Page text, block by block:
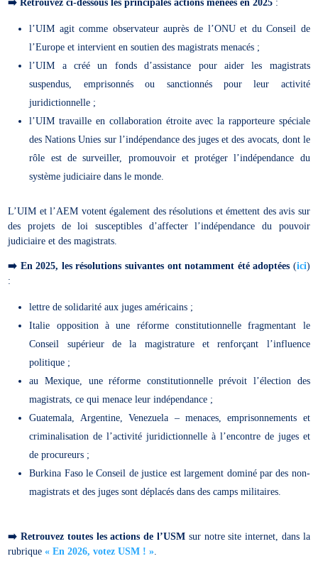
➡️ Retrouvez ci-dessous les principales actions menées en 2025 :
l’UIM agit comme observateur auprès de l’ONU et du Conseil de
l’Europe et intervient en soutien des magistrats menacés ;
l’UIM a créé un fonds d’assistance pour aider les magistrats
suspendus, emprisonnés ou sanctionnés pour leur activité
juridictionnelle ;
l’UIM travaille en collaboration étroite avec la rapporteure spéciale
des Nations Unies sur l’indépendance des juges et des avocats, dont le
rôle est de surveiller, promouvoir et protéger l’indépendance du
système judiciaire dans le monde.
L’UIM et l’AEM votent également des résolutions et émettent des avis sur
des projets de loi susceptibles d’affecter l’indépendance du pouvoir
judiciaire et des magistrats.
➡️ En 2025, les résolutions suivantes ont notamment été adoptées (ici)
:
lettre de solidarité aux juges américains ;
Italie opposition à une réforme constitutionnelle fragmentant le
Conseil supérieur de la magistrature et renforçant l’influence
politique ;
au Mexique, une réforme constitutionnelle prévoit l’élection des
magistrats, ce qui menace leur indépendance ;
Guatemala, Argentine, Venezuela – menaces, emprisonnements et
criminalisation de l’activité juridictionnelle à l’encontre de juges et
de procureurs ;
Burkina Faso le Conseil de justice est largement dominé par des non-
magistrats et des juges sont déplacés dans des camps militaires.
➡️ Retrouvez toutes les actions de l’USM sur notre site internet, dans la
rubrique« En 2026, votez USM ! ».